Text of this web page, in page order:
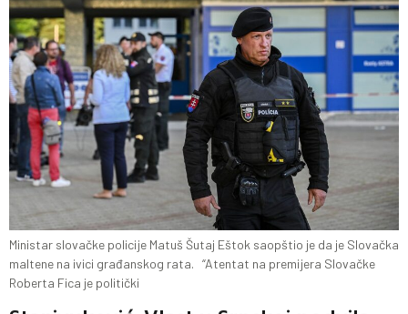
Ministar slovačke policije Matuš Šutaj Eštok saopštio je da je Slovačka
maltene na ivici građanskog rata. “Atentat na premijera Slovačke
Roberta Fica je politički